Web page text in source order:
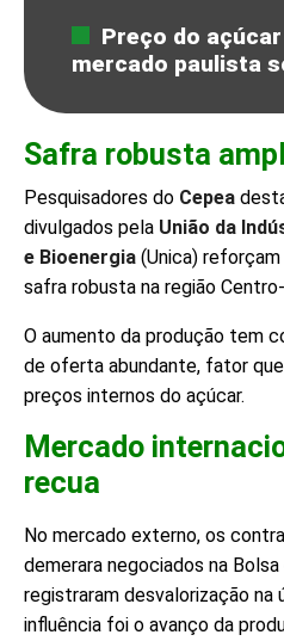
Preço do
mercado paulista
Safra robusta
Pesquisadores do Cepea
divulgados pela União da
e Bioenergia (Unica)
safra robusta na região
O aumento da produção tem
de oferta abundante, fator
preços internos do açúcar.
Mercado
recua
No mercado externo, os
demerara negociados na
registraram desvalorização na
influência foi o avanço da